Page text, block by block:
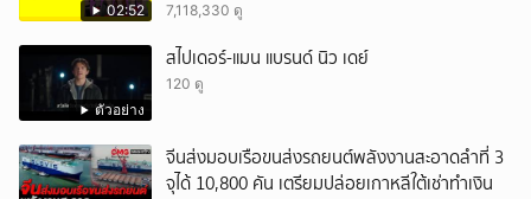
02:52 7,118,330 ดู
ตัวอย่าง
สไปเดอร์-แมน แบรนด์ นิว เดย์
120 ดู
จีนส่งมอบเรือขนส่งรถยนต์พลังงานสะอาดลำที่ 3
จุได้ 10,800 คัน เตรียมปล่อยเกาหลีใต้เช่าทำเงิน